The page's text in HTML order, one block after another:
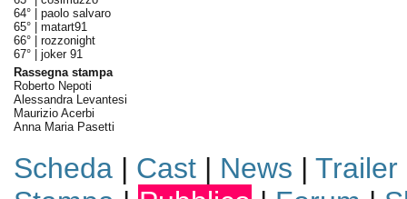
64° | paolo salvaro
65° | matart91
66° | rozzonight
67° | joker 91
Rassegna stampa
Roberto Nepoti
Alessandra Levantesi
Maurizio Acerbi
Anna Maria Pasetti
Scheda| Cast| News | Trailer